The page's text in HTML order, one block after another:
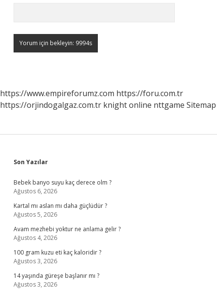
https://www.empireforumz.com https://foru.com.tr
https://orjindogalgaz.com.tr knight online nttgame Sitemap
Sidebar
Son Yazılar
Bebek banyo suyu kaç derece olm ?
Ağustos 6, 2026
Kartal mı aslan mı daha güçlüdür ?
Ağustos 5, 2026
Avam mezhebi yoktur ne anlama gelir ?
Ağustos 4, 2026
100 gram kuzu eti kaç kaloridir ?
Ağustos 3, 2026
14 yaşında güreşe başlanır mı ?
Ağustos 3, 2026